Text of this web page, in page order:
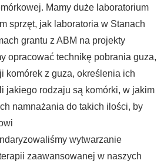
Mamy duże laboratorium
sprzęt, jak laboratoria w Stanach
grantu z ABM na projekty
opracować technikę pobrania guza,
komórek z guza, określenia ich
jakiego rodzaju są komórki, w jakim
namnażania do takich ilości, by
wytwarzanie
zaawansowanej w naszych